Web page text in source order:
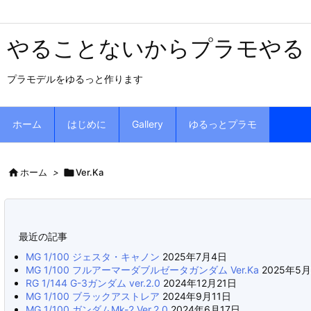
やることないからプラモやる
プラモデルをゆるっと作ります
ホーム はじめに Gallery ゆるっとプラモ
ホーム > Ver.Ka
最近の記事
MG 1/100 ジェスタ・キャノン 2025年7月4日
MG 1/100 フルアーマーダブルゼータガンダム Ver.Ka 2025年5
RG 1/144 G-3ガンダム ver.2.0 2024年12月21日
MG 1/100 ブラックアストレア 2024年9月11日